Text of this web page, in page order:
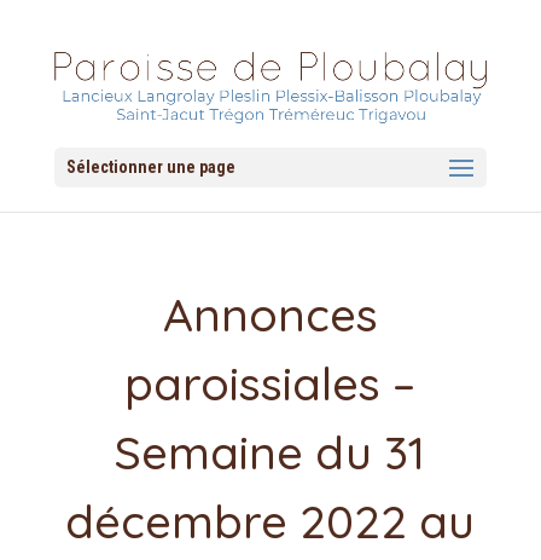
Sélectionner une page
Annonces
paroissiales –
Semaine du 31
décembre 2022 au